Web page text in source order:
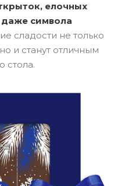
елочных
символа
сладости не только
и станут отличным
стола.